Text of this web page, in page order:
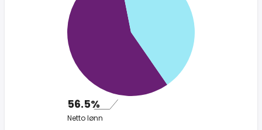
56.5%
Netto lønn